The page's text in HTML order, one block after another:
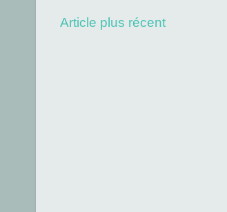
Article plus récent